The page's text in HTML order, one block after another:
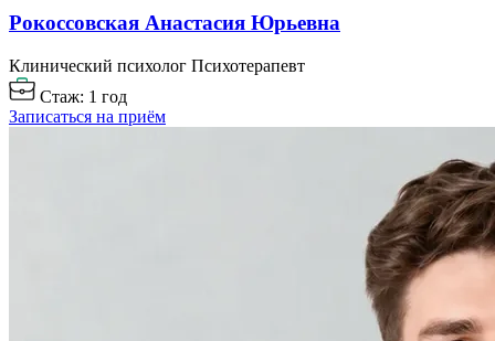
Рокоссовская Анастасия Юрьевна
Клинический психолог Психотерапевт
Стаж: 1 год
Записаться на приём